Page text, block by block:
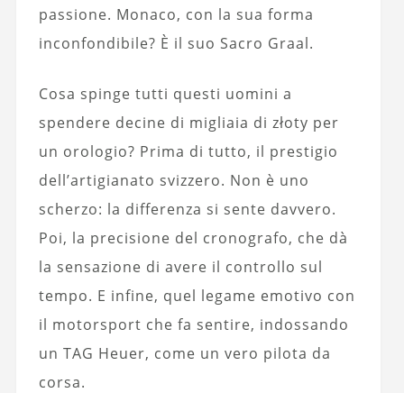
passione. Monaco, con la sua forma
inconfondibile? È il suo Sacro Graal.
Cosa spinge tutti questi uomini a
spendere decine di migliaia di złoty per
un orologio? Prima di tutto, il prestigio
dell’artigianato svizzero. Non è uno
scherzo: la differenza si sente davvero.
Poi, la precisione del cronografo, che dà
la sensazione di avere il controllo sul
tempo. E infine, quel legame emotivo con
il motorsport che fa sentire, indossando
un TAG Heuer, come un vero pilota da
corsa.